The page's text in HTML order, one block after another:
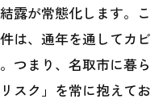
露が常態化します。こ
は、通年を通してカビ
つまり、名取市に暮ら
スク」を常に抱えてお